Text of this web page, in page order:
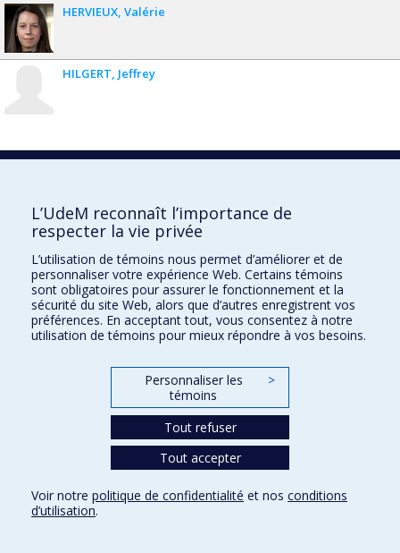
HERVIEUX Valérie
HILGERT Jeffrey
J
LAROCHE Mélanie
MACDONALD Ian
L’UdeM reconnaît l’importance de
respecter la vie privée
L’utilisation de témoins nous permet d’améliorer et de
personnaliser votre expérience Web. Certains témoins
sont obligatoires pour assurer le fonctionnement et la
sécurité du site Web, alors que d’autres enregistrent vos
préférences. En acceptant tout, vous consentez à notre
utilisation de témoins pour mieux répondre à vos besoins.
Personnaliser les
témoins
>
Tout refuser
Tout accepter
Voir notre politique de confidentialité et nos conditions
d’utilisation.